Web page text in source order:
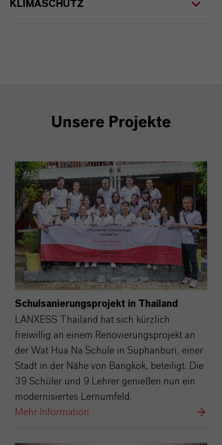
KLIMASCHUTZ
Unsere Projekte
Schulsanierungsprojekt in Thailand
LANXESS Thailand hat sich kürzlich
freiwillig an einem Renovierungsprojekt an
der Wat Hua Na Schule in Suphanburi, einer
Stadt in der Nähe von Bangkok, beteiligt. Die
39 Schüler und 9 Lehrer genießen nun ein
modernisiertes Lernumfeld.
Mehr Information